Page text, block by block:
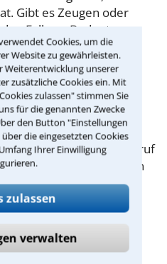
Cookies, um die
Website zu gewährleisten.
Weiterentwicklung unserer
zusätzliche Cookies ein. Mit
zulassen" stimmen Sie
für die genannten Zwecke
den Button "Einstellungen
die eingesetzten Cookies
Ihrer Einwilligung
zulassen
verwalten
Gibt es Zeugen oder
Fall von Bedeutung
Notizen und
in
einen Rückruf
haben, stellen wir Ihnen
mit der Sie das
können.
Insolvenzstrafrecht in
als gedacht!